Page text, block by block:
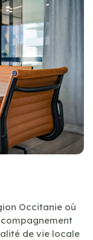
Occitanie où
de vie locale